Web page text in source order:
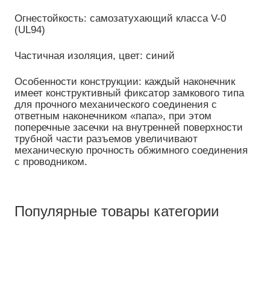
Огнестойкость: самозатухающий класса V-0
(UL94)
Частичная изоляция, цвет: синий
Особенности конструкции: каждый наконечник
имеет конструктивный фиксатор замкового типа
для прочного механического соединения с
ответным наконечником «папа», при этом
поперечные засечки на внутренней поверхности
трубной части разъемов увеличивают
механическую прочность обжимного соединения
с проводником.
Популярные товары категории